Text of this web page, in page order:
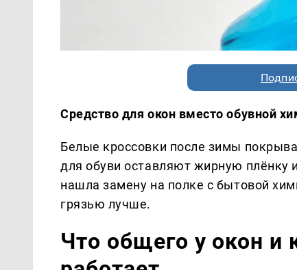
Средство для окон вместо обувной
Белые кроссовки после зимы
для обуви оставляют жирную плёнку
нашла замену на полке с бытовой
грязью лучше.
Что общего у окон и